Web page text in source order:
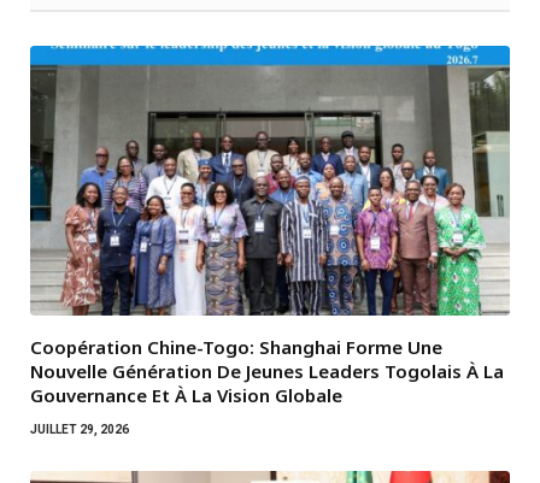
Coopération Chine-Togo: Shanghai Forme Une
Nouvelle Génération De Jeunes Leaders Togolais À La
Gouvernance Et À La Vision Globale
JUILLET 29, 2026